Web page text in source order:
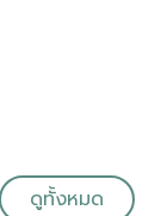
ดูทั้งหมด